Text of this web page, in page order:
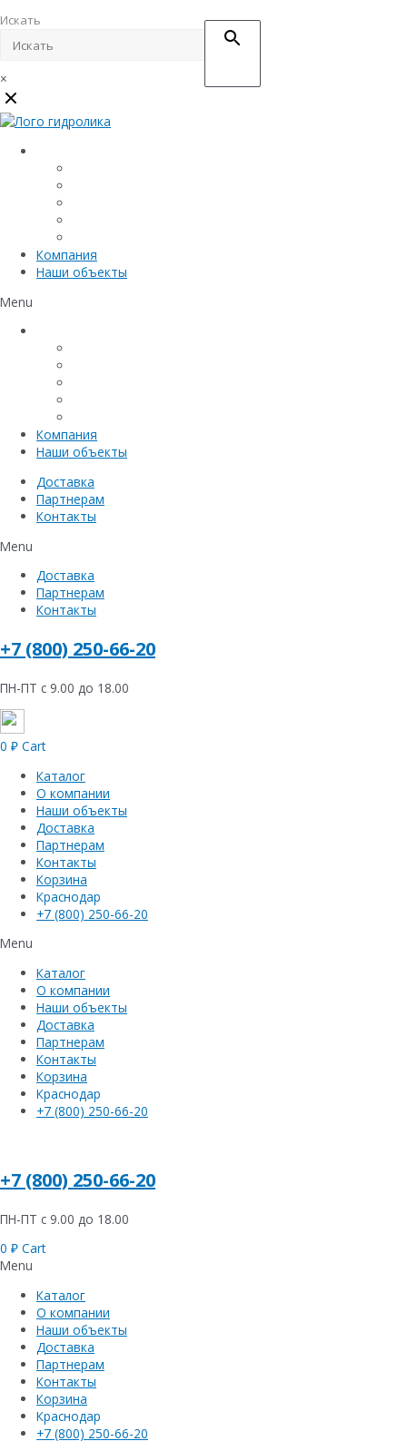
Искать
×
Компания
Наши объекты
Menu
Компания
Наши объекты
Доставка
Партнерам
Контакты
Menu
Доставка
Партнерам
Контакты
+7 (800) 250-66-20
ПН-ПТ с 9.00 до 18.00
0 ₽ Cart
Каталог
О компании
Наши объекты
Доставка
Партнерам
Контакты
Корзина
Краснодар
+7 (800) 250-66-20
Menu
Каталог
О компании
Наши объекты
Доставка
Партнерам
Контакты
Корзина
Краснодар
+7 (800) 250-66-20
+7 (800) 250-66-20
ПН-ПТ с 9.00 до 18.00
0 ₽ Cart
Menu
Каталог
О компании
Наши объекты
Доставка
Партнерам
Контакты
Корзина
Краснодар
+7 (800) 250-66-20